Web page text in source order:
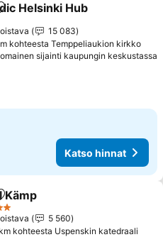
suosikkeihin
Helsinki Hub
15 083
kohteesta Temppeliaukion kirkko
sijainti kaupungin keskustassa
Katso hinnat
suosikkeihin
Kämp
5 560
kohteesta Uspenskin katedraali